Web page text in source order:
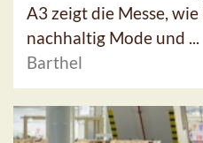
A3 zeigt die Messe,
nachhaltig Mode und ...
Barthel